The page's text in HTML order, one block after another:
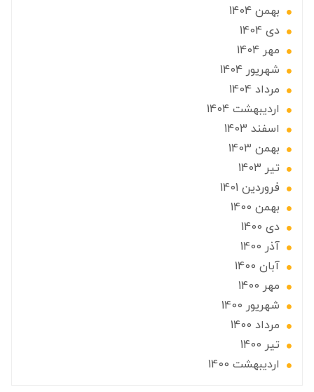
بهمن 1404
دی 1404
مهر 1404
شهریور 1404
مرداد 1404
ارديبهشت 1404
اسفند 1403
بهمن 1403
تير 1403
فروردین 1401
بهمن 1400
دی 1400
آذر 1400
آبان 1400
مهر 1400
شهریور 1400
مرداد 1400
تير 1400
ارديبهشت 1400